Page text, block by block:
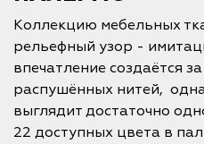
Коллекцию мебельных
рельефный узор -
впечатление создаётся
распушённых нитей,
выглядит достаточно
22 доступных цвета в